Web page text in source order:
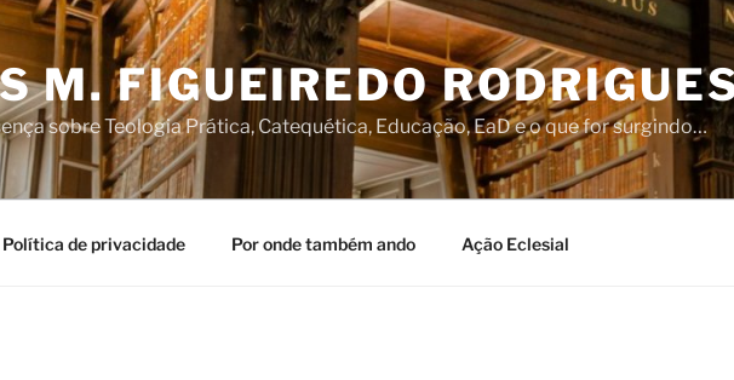
M. FIGUEIREDO
sobre Teologia Prática, Catequética, Educação, EaD e o que for surgindo…
Política de privacidade Por onde também ando Ação Eclesial